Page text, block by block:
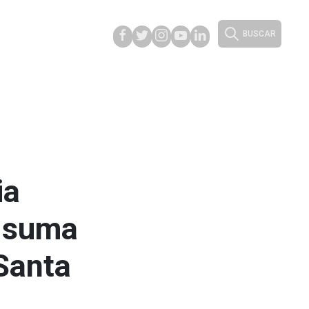
BUSCAR